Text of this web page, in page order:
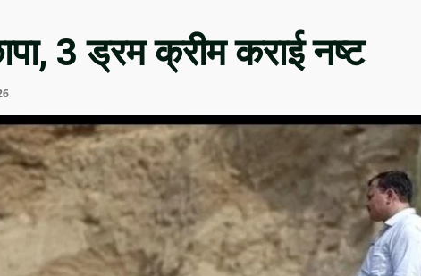
3 ड्रम क्रीम कराई नष्ट